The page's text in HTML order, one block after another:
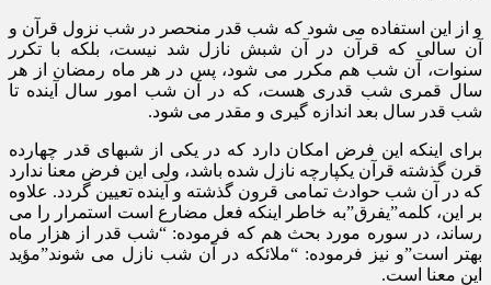
و از این استفاده می شود که شب قدر منحصر در شب نزول قرآن و
آن سالی که قرآن در آن شبش نازل شد نیست، بلکه با تکرر
سنوات، آن شب هم مکرر می شود، پس در هر ماه رمضان از هر
سال قمری شب قدری هست، که در آن شب امور سال آینده تا
شب قدر سال بعد اندازه گیری و مقدر می شود.
برای اینکه این فرض امکان دارد که در یکی از شبهای قدر چهارده
قرن گذشته قرآن یکپارچه نازل شده باشد، ولی این فرض معنا ندارد
که در آن شب حوادث تمامی قرون گذشته و آینده تعیین گردد. علاوه
بر این، کلمه”یفرق”به خاطر اینکه فعل مضارع است استمرار را می
رساند، در سوره مورد بحث هم که فرموده: “شب قدر از هزار ماه
بهتر است”و نیز فرموده: “ملائکه در آن شب نازل می شوند”مؤید
این معنا است.